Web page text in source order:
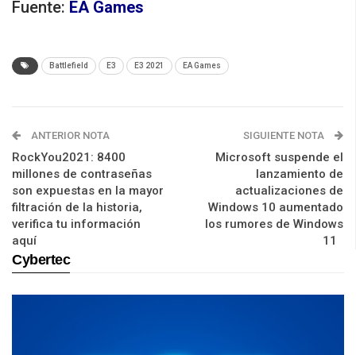
Fuente: EA Games
Battlefield E3 E3 2021 EA Games
ANTERIOR NOTA
RockYou2021: 8400
millones de contraseñas
son expuestas en la mayor
filtración de la historia,
verifica tu información
aquí
SIGUIENTE NOTA
Microsoft suspende el
lanzamiento de
actualizaciones de
Windows 10 aumentado
los rumores de Windows
11
Cybertec